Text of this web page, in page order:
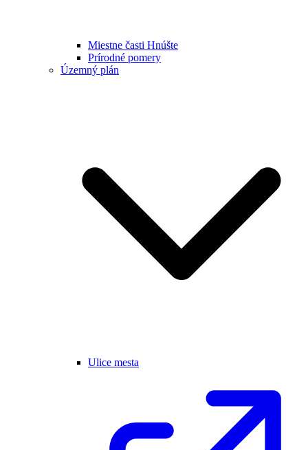
Miestne časti Hnúšte
Prírodné pomery
Územný plán
Ulice mesta